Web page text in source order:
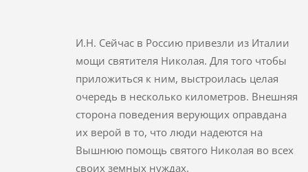
И.Н. Сейчас в Россию привезли из Италии
мощи святителя Николая. Для того чтобы
приложиться к ним, выстроилась целая
очередь в несколько километров. Внешняя
сторона поведения верующих оправдана
их верой в то, что люди надеются на
Вышнюю помощь святого Николая во всех
своих земных нуждах.